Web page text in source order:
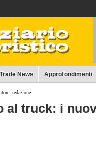
Trade News Approfondimenti
redazione
al truck: i